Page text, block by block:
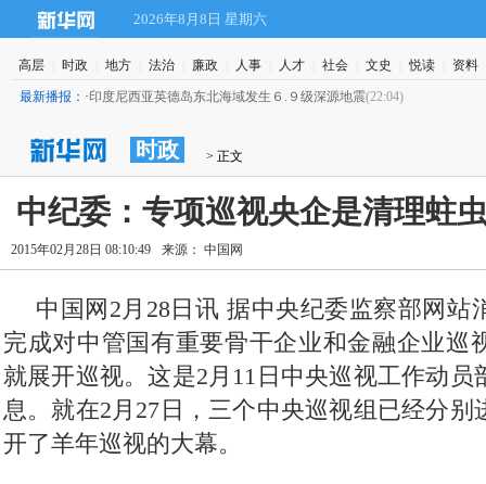
2026年8月8日 星期六
高层 时政 地方 法治 廉政 人事 人才 社会 文史 悦读 资料
最新播报： ·印度尼西亚英德岛东北海域发生６.９级深源地震(22:04)
时政 > 正文
中纪委：专项巡视央企是清理蛀
2015年02月28日 08:10:49 来源： 中国网
中国网2月28日讯 据中央纪委监察部网站
完成对中管国有重要骨干企业和金融企业巡
就展开巡视。这是2月11日中央巡视工作动员
息。就在2月27日，三个中央巡视组已经分别
开了羊年巡视的大幕。